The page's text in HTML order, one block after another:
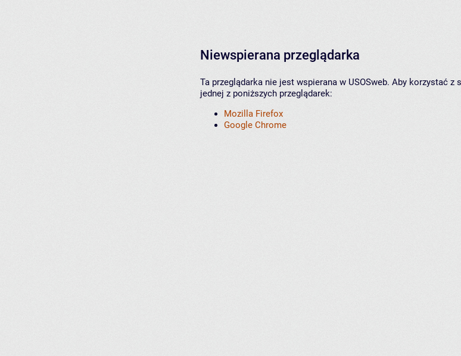
Niewspierana przeglądarka
Ta przeglądarka nie jest wspierana w USOSweb. Aby korzystać z
jednej z poniższych przeglądarek:
Mozilla Firefox
Google Chrome